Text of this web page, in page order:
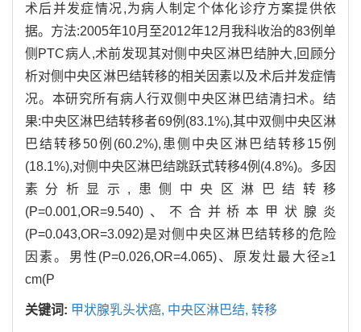
术后并发症情况,为病人制定个体化诊疗方案提供依
据。方法:2005年10月至2012年12月我科收治的83例单
侧PTC病人,术前发现其对侧中央区淋巴结肿大,回顾分
析对侧中央区淋巴结转移的相关因素以及术后并发症情
况。本研究所有病人行双侧中央区淋巴结清扫术。结
果:中央区淋巴结转移者69例(83.1%),其中双侧中央区淋
巴结转移50例(60.2%),患侧中央区淋巴结转移15例
(18.1%),对侧中央区淋巴结跳跃式转移4例(4.8%)。多因
素分析显示,患侧中央区淋巴结转移
(P=0.001,OR=9.540)、不合并桥本甲状腺炎
(P=0.043,OR=3.092)是对侧中央区淋巴结转移的危险
因素。男性(P=0.026,OR=4.065)、原发灶最大径≥1
cm(P
关键词: 甲状腺乳头状癌, 中央区淋巴结, 转移